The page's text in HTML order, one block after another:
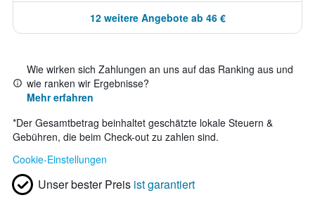
12 weitere Angebote ab 46 €
Wie wirken sich Zahlungen an uns auf das Ranking aus und
wie ranken wir Ergebnisse?
Mehr erfahren
*Der Gesamtbetrag beinhaltet geschätzte lokale Steuern &
Gebühren, die beim Check-out zu zahlen sind.
Cookie-Einstellungen
Unser bester Preis ist garantiert